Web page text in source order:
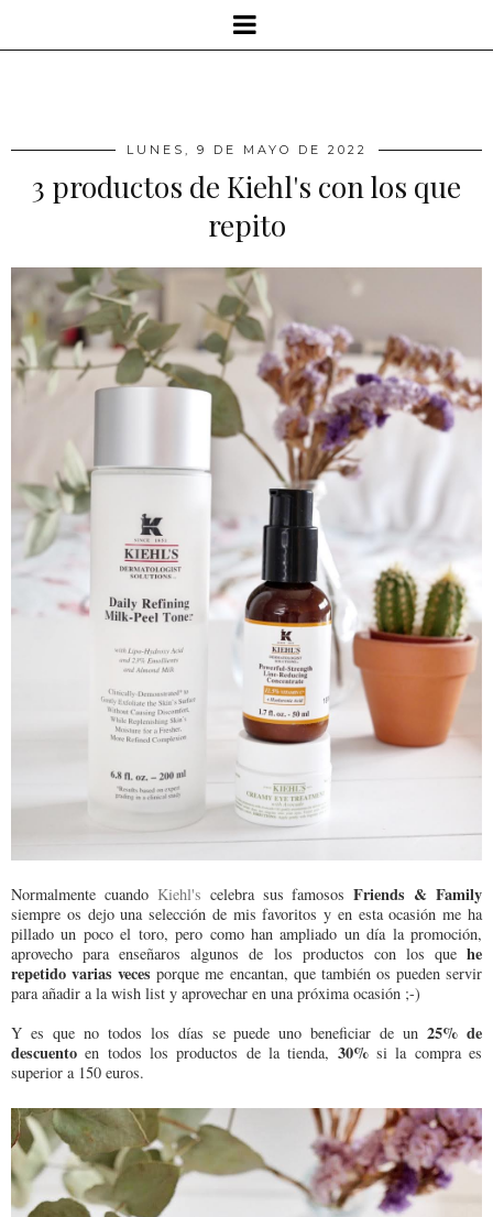
LUNES, 9 DE MAYO DE 2022
3 productos de Kiehl's con los que
repito
Normalmente cuando Kiehl's celebra sus famososFriends & Family
siempre os dejo una selección de mis favoritos y en esta ocasión me ha
pillado un poco el toro, pero como han ampliado un día la promoción,
aprovecho para enseñaros algunos de los productos con los que he
repetido varias veces porque me encantan, que también os pueden servir
para añadir a la wish list y aprovechar en una próxima ocasión ;-)
Y es que no todos los días se puede uno beneficiar de un25% de
descuento en todos los productos de la tienda, 30%si la compra es
superior a 150 euros.